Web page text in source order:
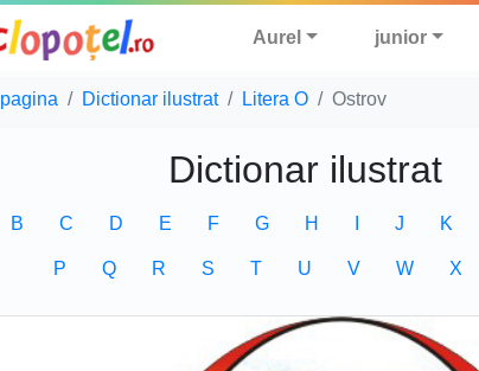
Aurel junior
Dictionar ilustrat Litera O Ostrov
Dictionar ilustrat
B C D E F G H J K
P Q R S T U V W X